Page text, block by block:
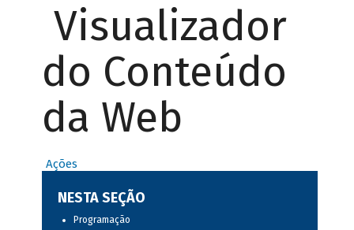
Visualizador
do Conteúdo
da Web
Ações
NESTA SEÇÃO
Programação